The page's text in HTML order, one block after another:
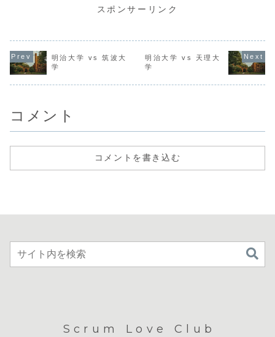
スポンサーリンク
明治大学 vs 筑波大
学
明治大学 vs 天理大
学
コメント
コメントを書き込む
Scrum Love Club